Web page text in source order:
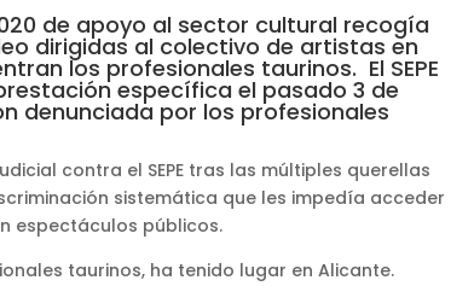
de apoyo al sector cultural recogía
dirigidas al colectivo de artistas en
los profesionales taurinos. El SEPE
específica el pasado 3 de
denunciada por los profesionales
contra el SEPE tras las múltiples querellas
sistemática que les impedía acceder
espectáculos públicos.
taurinos, ha tenido lugar en Alicante.